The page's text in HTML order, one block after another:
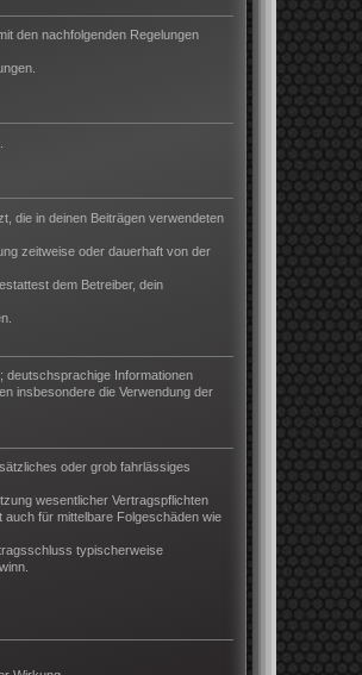
den nachfolgenden Regelungen
die in deinen Beiträgen verwendeten
zeitweise oder dauerhaft von der
dem Betreiber, dein
deutschsprachige Informationen
insbesondere die Verwendung der
oder grob fahrlässiges
wesentlicher Vertragspflichten
für mittelbare Folgeschäden wie
typischerweise